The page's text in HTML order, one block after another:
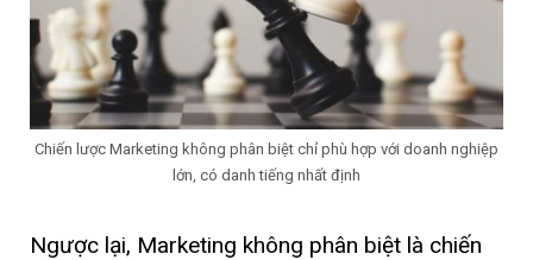
Chiến lược Marketing không phân biệt chỉ phù hợp với doanh nghiệp
lớn, có danh tiếng nhất định
Ngược lại, Marketing không phân biệt là chiến